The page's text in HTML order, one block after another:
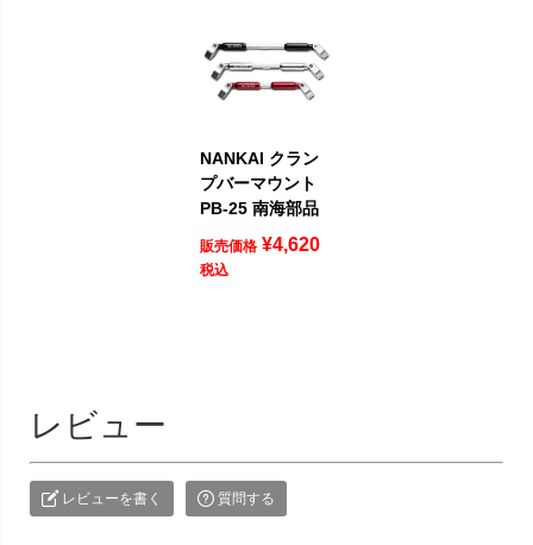
NANKAI クラン
プバーマウント
PB-25 南海部品
販売価格 ¥4,620
税込
レビュー
レビューを書く 質問する